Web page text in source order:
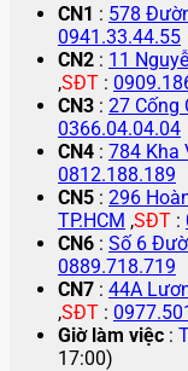
CN1 : 578
0941.33.44.55
CN2 : 11
,SĐT :
CN3 : 27 Cống
0366.04.04.04
CN4 : 784 Kha
0812.188.189
CN5 : 296
TP.HCM ,SĐT :
CN6 : Số 6
0889.718.719
CN7 : 44A
,SĐT :
Giờ làm việc :
17:00)